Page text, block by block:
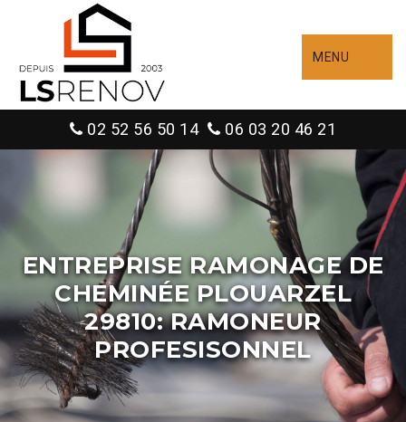
MENU
02 52 56 50 14 06 03 20 46 21
ENTREPRISE RAMONAGE DE
CHEMINÉE PLOUARZEL
29810: RAMONEUR
PROFESISONNEL